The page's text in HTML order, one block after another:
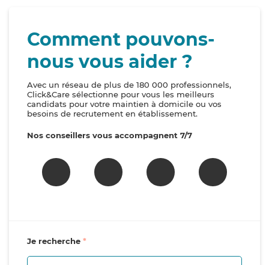
Comment pouvons-
nous vous aider ?
Avec un réseau de plus de 180 000 professionnels,
Click&Care sélectionne pour vous les meilleurs
candidats pour votre maintien à domicile ou vos
besoins de recrutement en établissement.
Nos conseillers vous accompagnent 7/7
Je recherche